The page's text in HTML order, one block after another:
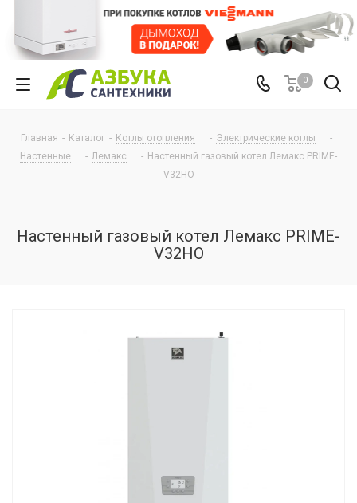
0
Главная - Каталог - Котлы отопления - Электрические котлы
-
Настенные
- Лемакс - Настенный газовый котел Лемакс PRIME-
V32HO
Настенный газовый котел Лемакс PRIME-
V32HO